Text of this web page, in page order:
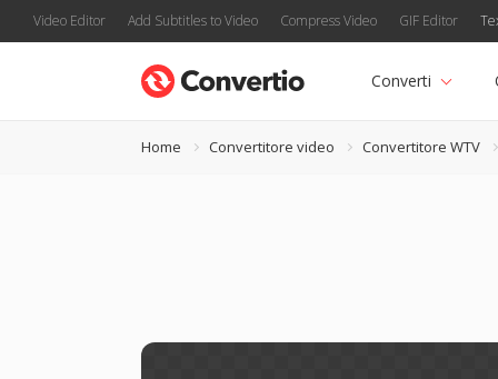
Video Editor Add Subtitles to Video Compress Video GIF Editor
Converti
Home Convertitore video Convertitore WTV